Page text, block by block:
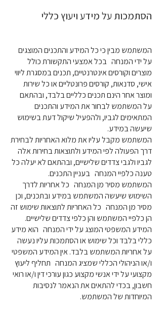
הסתמכות על מידע ויעוץ כללי
המשתמש מבין כי כל המידע והתכנים המוצגים
על ידי המנחה בכל אמצעי התקשורת כולל
מוצרים וקורסים אינטרנטיים, תכנים במסגרת ליווי
אישי, סדנאות, קורסים פרונטליים או כל שירות
ומוצר אחר הינם תכנים כלליים בלבד, ובהתאם
על המשתמש לבחור את המידע והתכנים
המתאימים לגביו, ולהפעיל שיקול דעת בשימוש
שיעשה במידע.
המשתמש מקבל עליו את מלוא האחריות לבחירת
דרך הפעולה לפי המידע ולתוצאות בחירות אלה
לגביו ולגבי צדדים שלישיים, ובהתאם לא יעלה כל
טענה כלפיי המנחה בעניין התכנים.
המשתמש מסיר מן המנחה כל אחריות לדרך
השימוש שיעשה המשתמש במידע ובתכנים, וכן
מסיר מן המנחה כל האחריות לתוצאות שימוש זה
הן כלפיי המשתמש והן כלפי צדדים שלישיים.
המידע המשפטי המוצג על ידי המנחה הוא מידע
כללי בלבד וכל שימוש או הסתמכות עליו נעשה
על אחריות המשתמש בלבד. אין המידע המשפטי
ו/או הניהולי הכללי שמציג המנחה תחליף ליעוץ
מקצועי על ידי אנשי מקצוע כגון עורכי דין ו/או רואי
חשבון, בכדי להתאים את הנאמר לנסיבות
המיוחדות של המשתמש.